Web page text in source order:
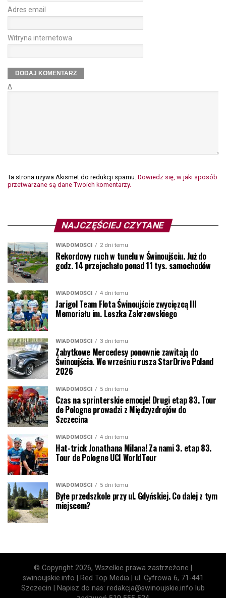
Adres email
Witryna internetowa
Δ
Ta strona używa Akismet do redukcji spamu. Dowiedz się, w jaki sposób
przetwarzane są dane Twoich komentarzy.
NAJCZĘŚCIEJ CZYTANE
WIADOMOŚCI 2 dni temu
Rekordowy ruch w tunelu w Świnoujściu. Już do
godz. 14 przejechało ponad 11 tys. samochodów
WIADOMOŚCI 4 dni temu
Jarigol Team Flota Świnoujście zwycięzcą III
Memoriału im. Leszka Zakrzewskiego
WIADOMOŚCI 3 dni temu
Zabytkowe Mercedesy ponownie zawitają do
Świnoujścia. We wrześniu rusza StarDrive Poland
2026
WIADOMOŚCI 5 dni temu
Czas na sprinterskie emocje! Drugi etap 83. Tour
de Pologne prowadzi z Międzyzdrojów do
Szczecina
WIADOMOŚCI 4 dni temu
Hat-trick Jonathana Milana! Za nami 3. etap 83.
Tour de Pologne UCI WorldTour
WIADOMOŚCI 5 dni temu
Byłe przedszkole przy ul. Gdyńskiej. Co dalej z tym
miejscem?
© Copyright 2026, Wszelkie prawa zastrzeżone |
swinoujskie.info | Red Top Media | ul. Cyfrowa 6, 71-441
Szczecin | Napisz do nas: redakcja@swinoujskie.info lub